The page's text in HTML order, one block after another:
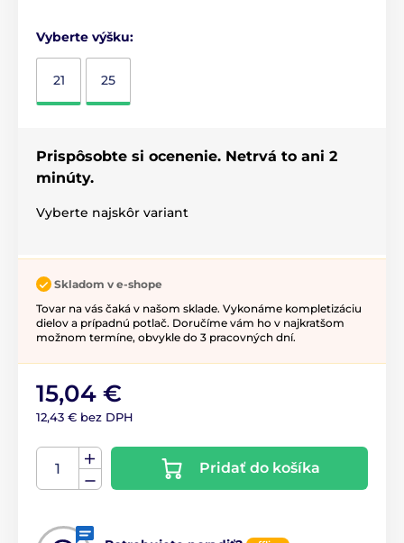
Vyberte výšku:
21 25
Prispôsobte si ocenenie. Netrvá to ani 2
minúty.
Vyberte najskôr variant
Skladom v e-shope
Tovar na vás čaká v našom sklade. Vykonáme kompletizáciu
dielov a prípadnú potlač. Doručíme vám ho v najkratšom
možnom termíne, obvykle do 3 pracovných dní.
15,04 €
12,43 € bez DPH
Pridať do košíka